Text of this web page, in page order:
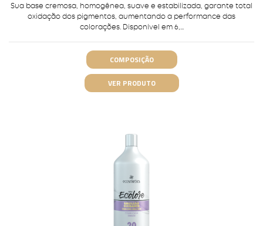
Sua base cremosa, homogênea, suave e estabilizada, garante total
oxidação dos pigmentos, aumentando a performance das
colorações. Disponível em 6,...
COMPOSIÇÃO
VER PRODUTO